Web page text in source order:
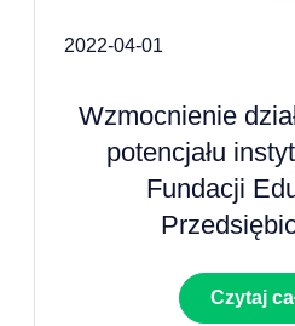
2022-04-01
Wzmocnienie
potencjału
Fundacji
Czytaj